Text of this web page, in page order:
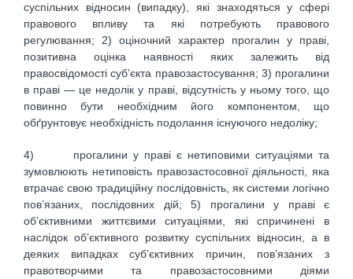
суспільних відносин (випадку), які знаходяться у сфері
правового впливу та які потребують правового
регулювання; 2) оціночний характер прогалин у праві,
позитивна оцінка наявності яких залежить від
правосвідомості суб’єкта правозастосування; 3) прогалини
в праві — це недолік у праві, відсутність у ньому того, що
повинно бути необхідним його компонентом, що
обґрунтовує необхідність подолання існуючого недоліку;
4) прогалини у праві є нетиповими ситуаціями та
зумовлюють нетиповість правозастосовної діяльності, яка
втрачає свою традиційну послідовність, як системи логічно
пов’язаних, послідовних дій; 5) прогалини у праві є
об’єктивними життєвими ситуаціями, які спричинені в
наслідок об’єктивного розвитку суспільних відносин, а в
деяких випадках суб’єктивних причин, пов’язаних з
правотворчими та правозастосовними діями